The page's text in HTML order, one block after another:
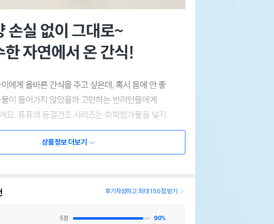
상품정보 더보기
후기작성하고 최대 150점 받기
5점 90%